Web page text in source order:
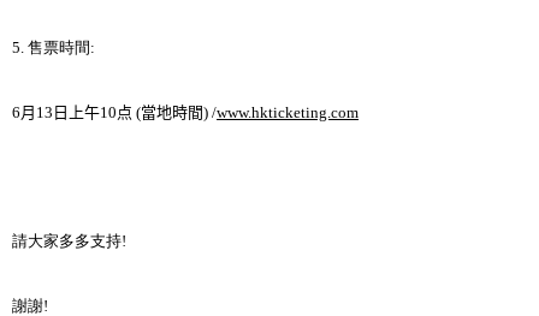
5. 售票時間 :
6 月 13 日上午10 点 (當地時間) /www.hkticketing.com
請大家多多支持!
謝謝!